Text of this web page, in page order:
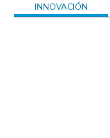
INNOVACIÓN